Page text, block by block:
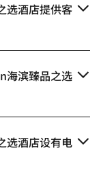
选酒店提供客
海滨臻品之选
选酒店设有电